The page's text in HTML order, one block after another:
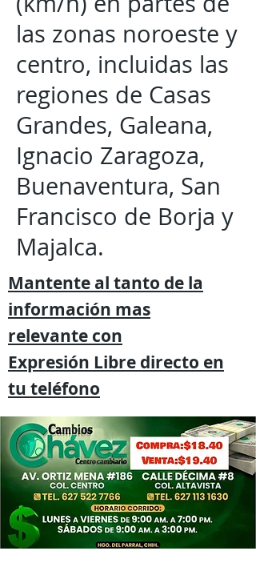
las zonas noroeste y
centro, incluidas las
regiones de Casas
Grandes, Galeana,
Ignacio Zaragoza,
Buenaventura, San
Francisco de Borja y
Majalca.
Mantente al tanto de la
información mas
relevante con
Expresión Libre directo en
tu teléfono